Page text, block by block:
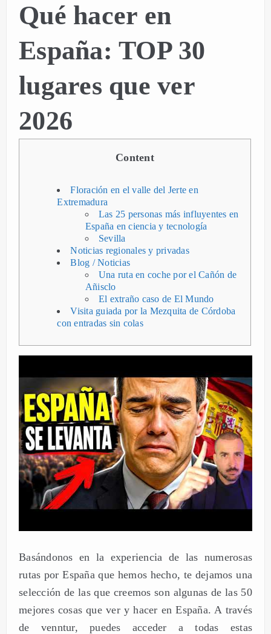
Qué hacer en
España: TOP 30
lugares que ver
2026
Content
Floración en el valle del Jerte en
Extremadura
Las 25 personas más influyentes en
España en ciencia y tecnología
Sevilla
Noticias regionales y privadas
Blog / Noticias
Una ruta en coche por el Cañón de
Añisclo
El extraño caso de El Mundo
Visita guiada por la Mezquita de Córdoba
con entradas sin colas
Basándonos en la experiencia de las numerosas
rutas por España que hemos hecho, te dejamos una
selección de las que creemos son algunas de las 50
mejores cosas que ver y hacer en España. A través
de venntur, puedes acceder a todas estas